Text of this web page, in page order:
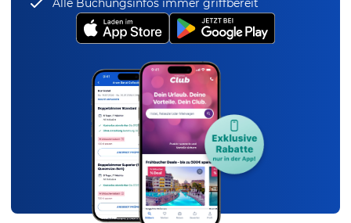
Alle Buchungsinfos immer griffbereit